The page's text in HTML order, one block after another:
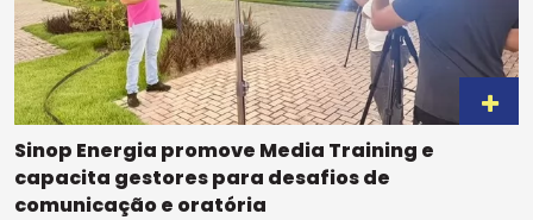
Sinop Energia promove Media Training e
capacita gestores para desafios de
comunicação e oratória